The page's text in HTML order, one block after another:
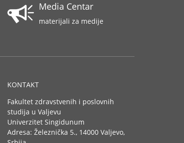
Media Centar
materijali za medije
KONTAKT
Fakultet zdravstvenih i poslovnih
studija u Valjevu
Univerzitet Singidunum
Adresa: Železnička 5., 14000 Valjevo,